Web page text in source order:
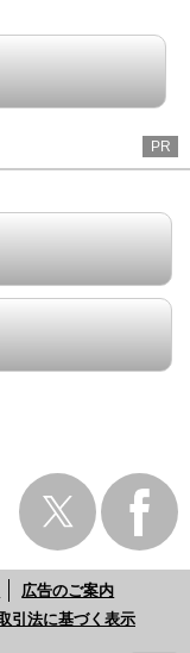
PR
広告のご案内
引法に基づく表示